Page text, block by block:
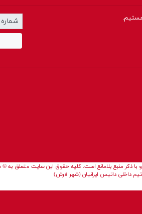
شماره
ذکر منبع بلامانع است. کلیه حقوق این سایت متعلق به
داخلی داتیس ایرانیان (شهر فرش)